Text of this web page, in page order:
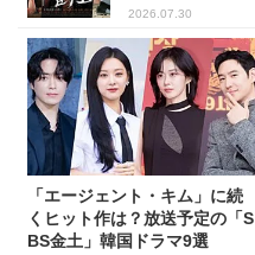
2026.07.30
「エージェント・キム」に続
くヒット作は？放送予定の「S
BS金土」韓国ドラマ9選